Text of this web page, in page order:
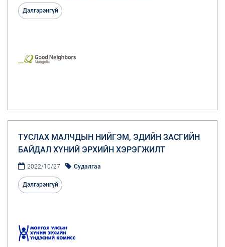
Дэлгэрэнгүй
ТУСЛАХ МАЛЧДЫН НИЙГЭМ, ЭДИЙН ЗАСГИЙН
БАЙДАЛ ХҮНИЙ ЭРХИЙН ХЭРЭГЖИЛТ
2022/10/27 Судалгаа
Дэлгэрэнгүй